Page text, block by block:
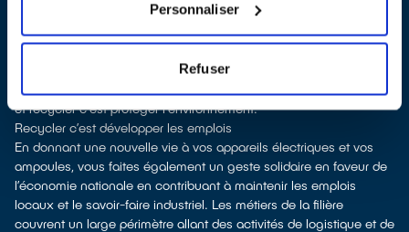
Personnaliser
Refuser
permet d’éviter la production de nouveaux produits en alimentant
le marché de l'occasion. Le recyclage permet d'éviter l'extraction
de matières premières brutes, leur transformation et leur transport,
en utilisant à la place des matières recyclées, ce qui génère
moins de pollution et préserve nos ressources naturelles. Donner
et recycler c'est protéger l'environnement.
Recycler c’est développer les emplois
En donnant une nouvelle vie à vos appareils électriques et vos
ampoules, vous faites également un geste solidaire en faveur de
l’économie nationale en contribuant à maintenir les emplois
locaux et le savoir-faire industriel. Les métiers de la filière
couvrent un large périmètre allant des activités de logistique et de